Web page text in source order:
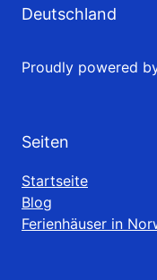
Deutschland
Proudly powered
Seiten
Startseite
Blog
Ferienhäuser in